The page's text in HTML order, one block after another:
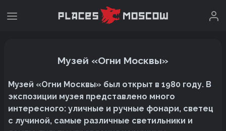
Музей «Огни Москвы»
Музей «Огни Москвы» был открыт в 1980 году. В
экспозиции музея представлено много
интересного: уличные и ручные фонари, светец
с лучиной, самые различные светильники и